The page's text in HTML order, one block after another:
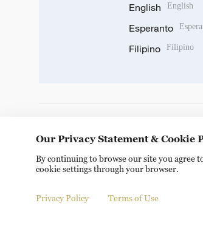
English English
Esperanto
Filipino Filipino
© China Radio International.CRI. All
Our Privacy Statement & Cookie
By continuing to browse our site you agree
cookie settings through your browser.
Privacy Policy Terms of Use